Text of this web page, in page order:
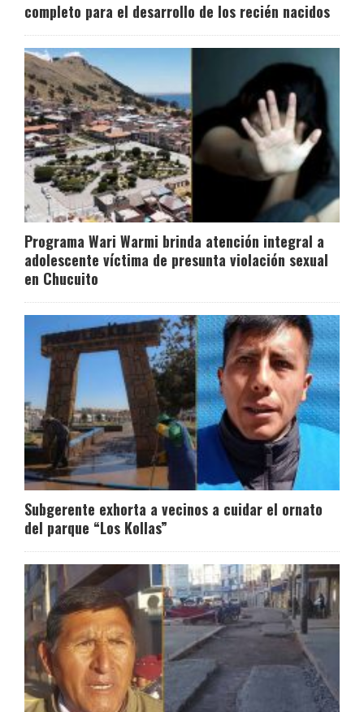
completo para el desarrollo de los recién nacidos
Programa Wari Warmi brinda atención integral a
adolescente víctima de presunta violación sexual
en Chucuito
Subgerente exhorta a vecinos a cuidar el ornato
del parque “Los Kollas”